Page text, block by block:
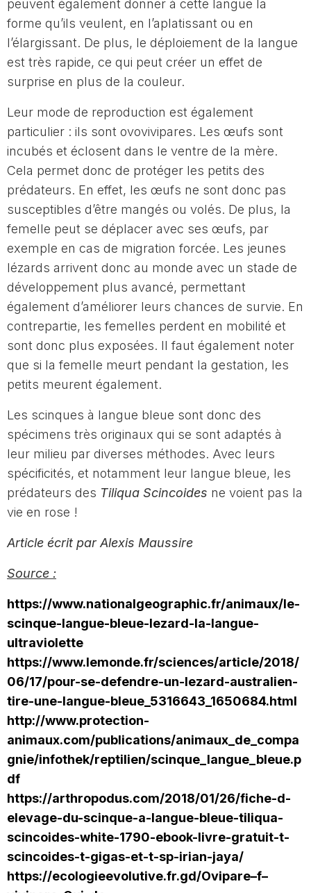
peuvent également donner à cette langue la
forme qu’ils veulent, en l’aplatissant ou en
l’élargissant. De plus, le déploiement de la langue
est très rapide, ce qui peut créer un effet de
surprise en plus de la couleur.
Leur mode de reproduction est également
particulier : ils sont ovovivipares. Les œufs sont
incubés et éclosent dans le ventre de la mère.
Cela permet donc de protéger les petits des
prédateurs. En effet, les œufs ne sont donc pas
susceptibles d’être mangés ou volés. De plus, la
femelle peut se déplacer avec ses œufs, par
exemple en cas de migration forcée. Les jeunes
lézards arrivent donc au monde avec un stade de
développement plus avancé, permettant
également d’améliorer leurs chances de survie. En
contrepartie, les femelles perdent en mobilité et
sont donc plus exposées. Il faut également noter
que si la femelle meurt pendant la gestation, les
petits meurent également.
Les scinques à langue bleue sont donc des
spécimens très originaux qui se sont adaptés à
leur milieu par diverses méthodes. Avec leurs
spécificités, et notamment leur langue bleue, les
prédateurs des Tiliqua Scincoides ne voient pas la
vie en rose !
Article écrit par Alexis Maussire
Source :
https://www.nationalgeographic.fr/animaux/le-
scinque-langue-bleue-lezard-la-langue-
ultraviolette
https://www.lemonde.fr/sciences/article/2018/
06/17/pour-se-defendre-un-lezard-australien-
tire-une-langue-bleue_5316643_1650684.html
http://www.protection-
animaux.com/publications/animaux_de_compa
gnie/infothek/reptilien/scinque_langue_bleue.p
df
https://arthropodus.com/2018/01/26/fiche-d-
elevage-du-scinque-a-langue-bleue-tiliqua-
scincoides-white-1790-ebook-livre-gratuit-t-
scincoides-t-gigas-et-t-sp-irian-jaya/
https://ecologieevolutive.fr.gd/Ovipare–f–